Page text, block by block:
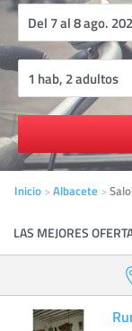
Inicio Albacete
LAS MEJORES